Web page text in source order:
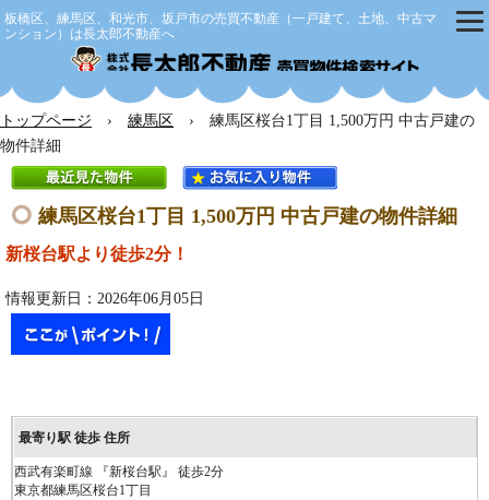
板橋区、練馬区、和光市、坂戸市の売買不動産（一戸建て、土地、中古マ
ンション）は長太郎不動産へ
トップページ › 練馬区
› 練馬区桜台1丁目 1,500万円 中古戸建の
物件詳細
練馬区桜台1丁目 1,500万円 中古戸建の物件詳細
新桜台駅より徒歩2分！
情報更新日：2026年06月05日
西武有楽町線 『新桜台駅』 徒歩2分
東京都練馬区桜台1丁目